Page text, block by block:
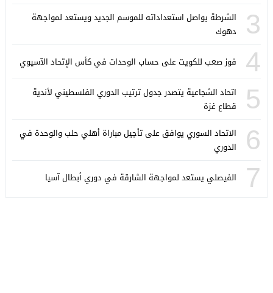
3
الشرطة يواصل استعداداته للموسم الجديد ويستعد لمواجهة
دهوك
4 فوز صعب للكويت على حساب الوحدات في كأس الإتحاد الآسيوي
5
اتحاد الشجاعية يتصدر جدول ترتيب الدوري الفلسطيني لأندية
قطاع غزة
6
الاتحاد السوري يوافق على تأجيل مباراة أهلي حلب والوحدة في
الدوري
7 الفيصلي يستعد لمواجهة الشارقة في دوري أبطال آسيا